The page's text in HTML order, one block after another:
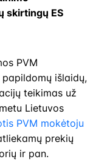
skirtingų ES
PVM
išlaidų,
teikimas už
Lietuvos
PVM mokėtoju
prekių
ir pan.